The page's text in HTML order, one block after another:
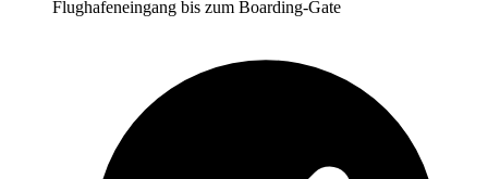
Flughafeneingang bis zum Boarding-Gate